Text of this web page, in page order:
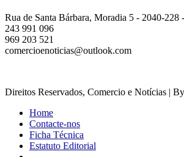
Rua de Santa Bárbara, Moradia 5 - 2040-228
243 991 096
969 203 521
comercioenoticias@outlook.com
Direitos Reservados, Comercio e Notícias |
Home
Contacte-nos
Ficha Técnica
Estatuto Editorial